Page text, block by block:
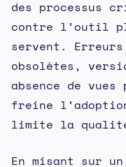
des processus
contre l’outil
servent. Erreurs
obsolètes,
absence de
freine
limite la
En misant sur